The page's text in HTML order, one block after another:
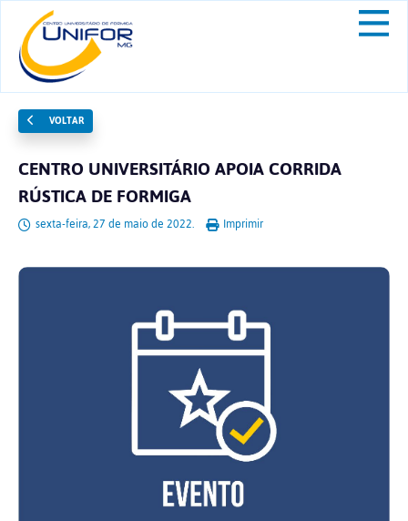
VOLTAR
CENTRO UNIVERSITÁRIO APOIA CORRIDA
RÚSTICA DE FORMIGA
sexta-feira, 27 de maio de 2022. Imprimir